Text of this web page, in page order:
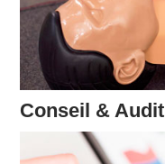
Conseil & Audit